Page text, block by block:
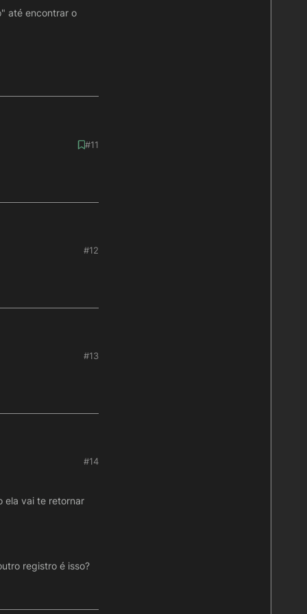
até encontrar o
até
#11
#12
#13
#14
ela vai te retornar
registro é isso?